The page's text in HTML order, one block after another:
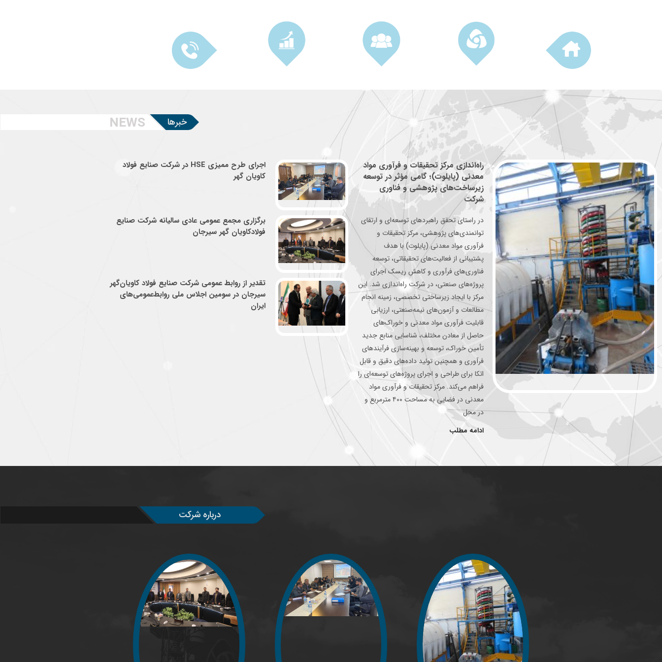
خبرها NEWS
راه‌اندازی مرکز تحقیقات و فرآوری مواد
معدنی (پایلوت)؛ گامی مؤثر در توسعه
زیرساخت‌های پژوهشی و فناوری
شرکت
در راستای تحقق راهبردهای توسعه‌ای و ارتقای
توانمندی‌های پژوهشی، مرکز تحقیقات و
فرآوری مواد معدنی (پایلوت) با هدف
پشتیبانی از فعالیت‌های تحقیقاتی، توسعه
فناوری‌های فرآوری و کاهش ریسک اجرای
پروژه‌های صنعتی، در شرکت راه‌اندازی شد. این
مرکز با ایجاد زیرساختی تخصصی، زمینه انجام
مطالعات و آزمون‌های نیمه‌صنعتی، ارزیابی
قابلیت فرآوری مواد معدنی و خوراک‌های
حاصل از معادن مختلف، شناسایی منابع جدید
تأمین خوراک، توسعه و بهینه‌سازی فرآیندهای
فرآوری و همچنین تولید داده‌های دقیق و قابل
اتکا برای طراحی و اجرای پروژه‌های توسعه‌ای را
فراهم می‌کند. مرکز تحقیقات و فرآوری مواد
معدنی در فضایی به مساحت ۴۰۰ مترمربع و
در محل
ادامه مطلب
اجرای طرح ممیزی HSE در شرکت صنایع فولاد
کاویان گهر
برگزاری مجمع عمومی عادی سالیانه شرکت صنایع
فولادکاویان گهر سیرجان
تقدیر از روابط عمومی شرکت صنایع فولاد کاویان‌گهر
سیرجان در سومین اجلاس ملی روابط‌عمومی‌های
ایران
درباره شرکت